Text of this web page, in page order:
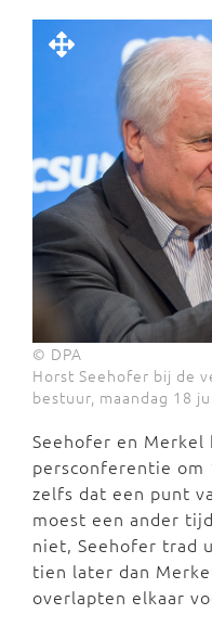
© DPA
Horst Seehofer bij de
bestuur, maandag 18
Seehofer en Merkel
persconferentie om
zelfs dat een punt
moest een ander
niet, Seehofer trad
tien later dan
overlapten elkaar